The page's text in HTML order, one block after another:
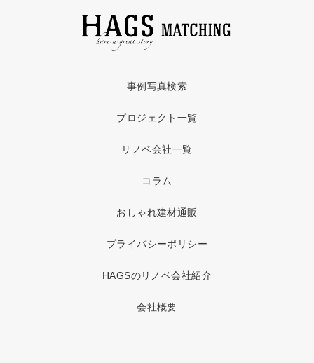
事例写真検索
プロジェクト一覧
リノベ会社一覧
コラム
おしゃれ建材通販
プライバシーポリシー
HAGSのリノベ会社紹介
会社概要